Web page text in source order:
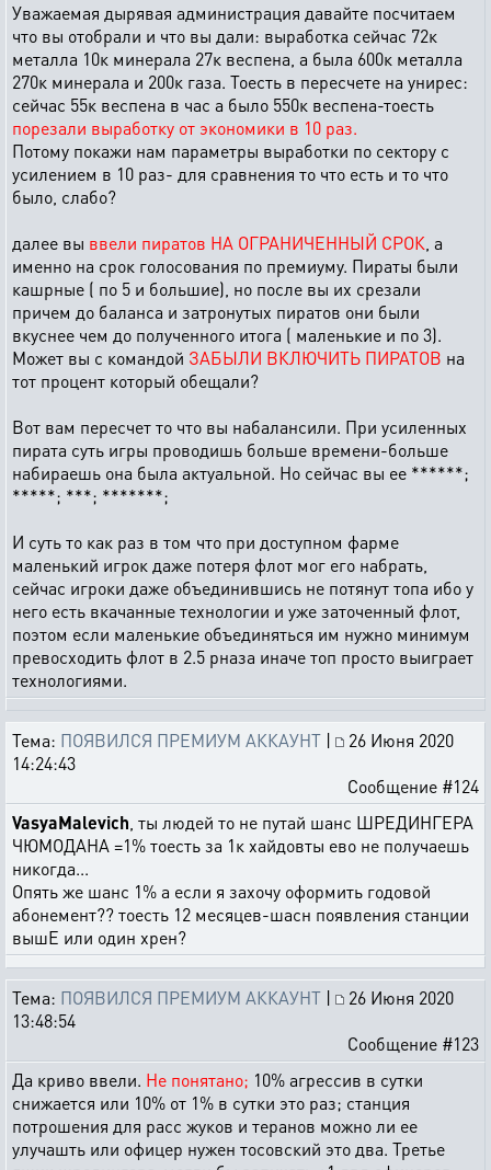
Уважаемая дырявая администрация давайте посчитаем
что вы отобрали и что вы дали: выработка сейчас 72к
металла 10к минерала 27к веспена, а была 600к металла
270к минерала и 200к газа. Тоесть в пересчете на унирес:
сейчас 55к веспена в час а было 550к веспена-тоесть
порезали выработку от экономики в 10 раз.
Потому покажи нам параметры выработки по сектору с
усилением в 10 раз- для сравнения то что есть и то что
было, слабо?
далее вы ввели пиратов НА ОГРАНИЧЕННЫЙ СРОК , а
именно на срок голосования по премиуму. Пираты были
кашрные ( по 5 и большие), но после вы их срезали
причем до баланса и затронутых пиратов они были
вкуснее чем до полученного итога ( маленькие и по 3).
Может вы с командой ЗАБЫЛИ ВКЛЮЧИТЬ ПИРАТОВ на
тот процент который обещали?
Вот вам пересчет то что вы набалансили. При усиленных
пирата суть игры проводишь больше времени-больше
набираешь она была актуальной. Но сейчас вы ее ******;
*****; ***; *******;
И суть то как раз в том что при доступном фарме
маленький игрок даже потеря флот мог его набрать,
сейчас игроки даже объединившись не потянут топа ибо у
него есть вкачанные технологии и уже заточенный флот,
поэтом если маленькие объединяться им нужно минимум
превосходить флот в 2.5 рназа иначе топ просто выиграет
технологиями.
Тема: ПОЯВИЛСЯ ПРЕМИУМ АККАУНТ |
26 Июня 2020
14:24:43
Сообщение #124
VasyaMalevich , ты людей то не путай шанс ШРЕДИНГЕРА
ЧЮМОДАНА =1% тоесть за 1к хайдовты ево не получаешь
никогда...
Опять же шанс 1% а если я захочу оформить годовой
абонемент?? тоесть 12 месяцев-шасн появления станции
вышЕ или один хрен?
Тема: ПОЯВИЛСЯ ПРЕМИУМ АККАУНТ |
26 Июня 2020
13:48:54
Сообщение #123
Да криво ввели. Не понятано; 10% агрессив в сутки
снижается или 10% от 1% в сутки это раз; станция
потрошения для расс жуков и теранов можно ли ее
улучашть или офицер нужен тосовский это два. Третье